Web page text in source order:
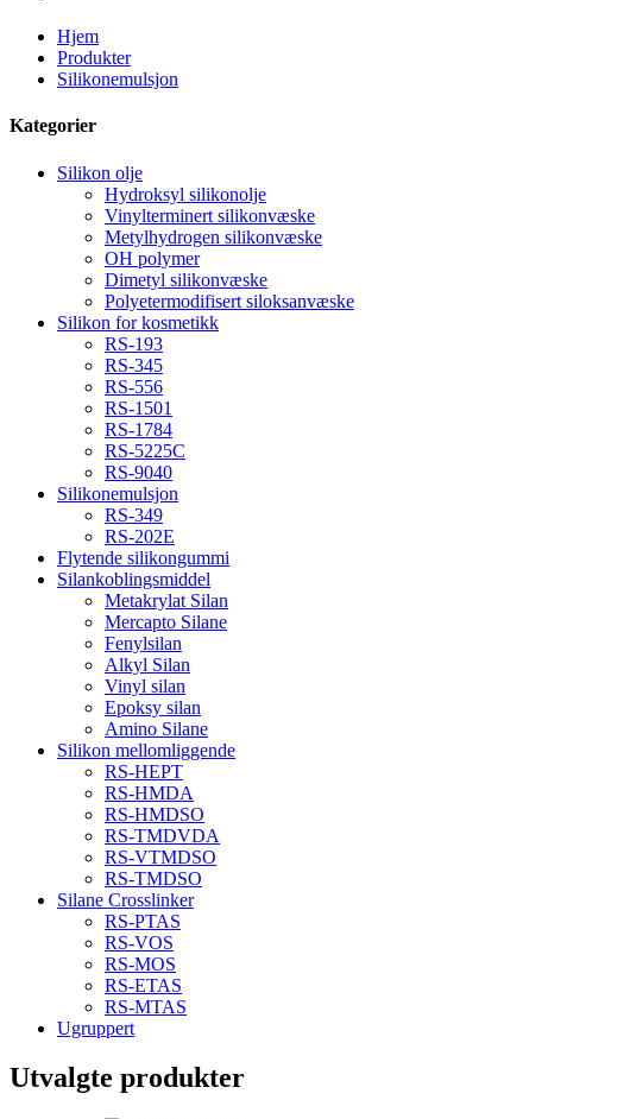
Hjem
Produkter
Silikonemulsjon
Kategorier
Silikon olje
Hydroksyl silikonolje
Vinylterminert silikonvæske
Metylhydrogen silikonvæske
OH polymer
Dimetyl silikonvæske
Polyetermodifisert siloksanvæske
Silikon for kosmetikk
RS-193
RS-345
RS-556
RS-1501
RS-1784
RS-5225C
RS-9040
Silikonemulsjon
RS-349
RS-202E
Flytende silikongummi
Silankoblingsmiddel
Metakrylat Silan
Mercapto Silane
Fenylsilan
Alkyl Silan
Vinyl silan
Epoksy silan
Amino Silane
Silikon mellomliggende
RS-HEPT
RS-HMDA
RS-HMDSO
RS-TMDVDA
RS-VTMDSO
RS-TMDSO
Silane Crosslinker
RS-PTAS
RS-VOS
RS-MOS
RS-ETAS
RS-MTAS
Ugruppert
Utvalgte produkter